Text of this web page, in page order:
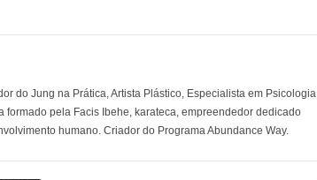
do Jung na Prática, Artista Plástico, Especialista em Psicologia
formado pela Facis Ibehe, karateca, empreendedor dedicado
humano. Criador do Programa Abundance Way.